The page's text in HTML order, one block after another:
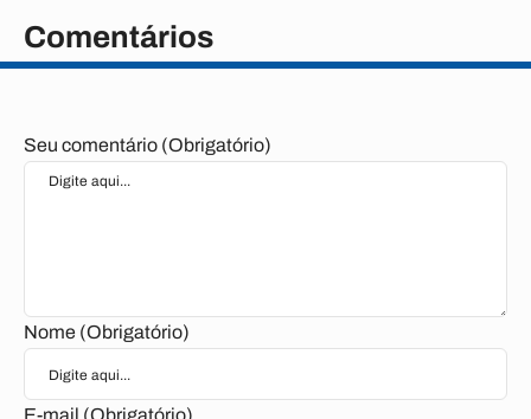
Comentários
Seu comentário (Obrigatório)
Nome (Obrigatório)
E-mail (Obrigatório)